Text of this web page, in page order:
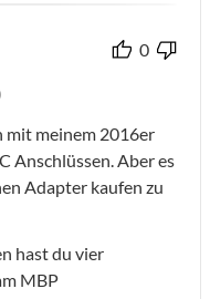
0
mit meinem 2016er
Anschlüssen. Aber es
Adapter kaufen zu
hast du vier
MBP